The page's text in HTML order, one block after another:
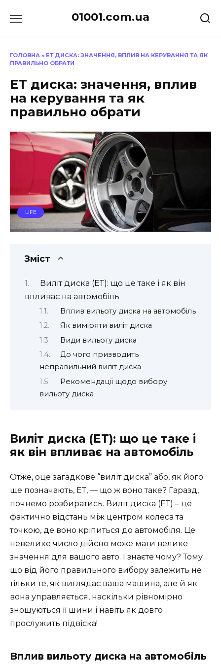
до
01001.com.ua
ГОЛОВНА » ЕТ ДИСКА: ЗНАЧЕННЯ, ВПЛИВ НА КЕРУВАННЯ ТА ЯК
ПРАВИЛЬНО ОБРАТИ
ЕТ диска: значення, вплив
на керування та як
правильно обрати
LIFE
Зміст
Виліт диска (ЕТ): що це таке і як він
впливає на автомобіль
Вплив вильоту диска на автомобіль
Як виміряти виліт диска
Види вильоту диска
До чого призводить
неправильний виліт диска
Рекомендації щодо вибору
вильоту диска
Виліт диска (ЕТ): що це таке і
як він впливає на автомобіль
Отже, оце загадкове “виліт диска” або, як його
ще позначають, EТ, — що ж воно таке? Гаразд,
почнемо розбиратись. Виліт диска (ЕТ) – це
фактично відстань між центром колеса та
точкою, де воно кріпиться до автомобіля. Це
невелике число дійсно може мати велике
значення для вашого авто. І знаєте чому? Тому
що від його правильного вибору залежить не
тільки те, як виглядає ваша машина, але й як
вона управляється, наскільки рівномірно
зношуються її шини і навіть як довго
прослужить підвіска!
Вплив вильоту диска на автомобіль